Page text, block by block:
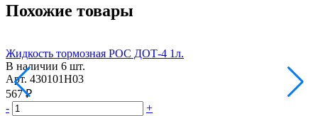
Похожие товары
Жидкость тормозная РОС ДОТ-4 1л.
В наличии 6 шт.
Арт. 430101Н03
567 ₽
-
+